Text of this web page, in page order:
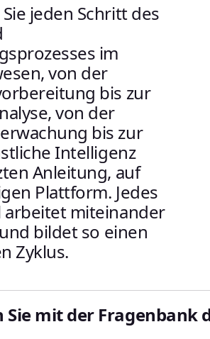
jeden Schritt des
im
von der
bis zur
von der
bis zur
Intelligenz
Anleitung, auf
Plattform. Jedes
arbeitet miteinander
bildet so einen
Zyklus.
Sie mit der